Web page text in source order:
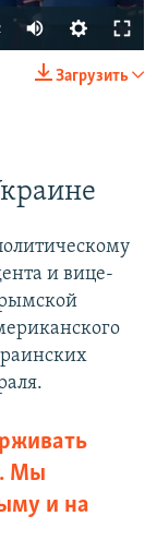
240p
Загрузить
и вице-
Мы
и на